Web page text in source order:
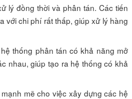
lý đồng thời và phân tán. Các tiến
với chi phí rất thấp, giúp xử lý hàng
thống phân tán có khả năng mở
nhau, giúp tạo ra hệ thống có khả
mẽ cho việc xây dựng các hệ